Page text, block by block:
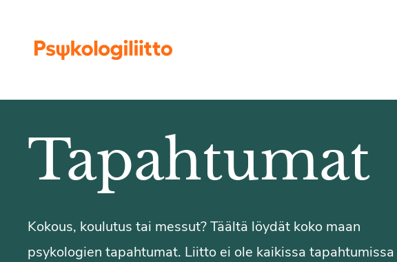
Tapahtumat
Kokous, koulutus tai messut? Täältä löydät koko maan
psykologien tapahtumat. Liitto ei ole kaikissa